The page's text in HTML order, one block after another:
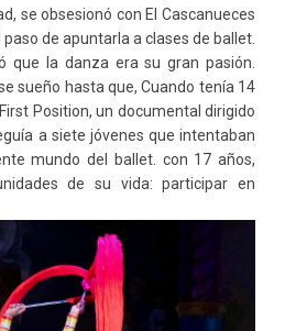
se obsesionó con El Cascanueces
de apuntarla a clases de ballet.
que la danza era su gran pasión.
sueño hasta que, Cuando tenía 14
Position, un documental dirigido
a siete jóvenes que intentaban
mundo del ballet. con 17 años,
de su vida: participar en